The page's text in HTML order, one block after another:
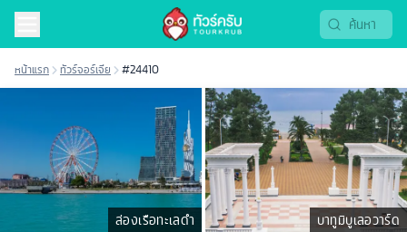
หน้าแรก ทัวร์จอร์เจีย #24410
ล่องเรือทะเลดำ บาทูมิบูเลอวาร์ด